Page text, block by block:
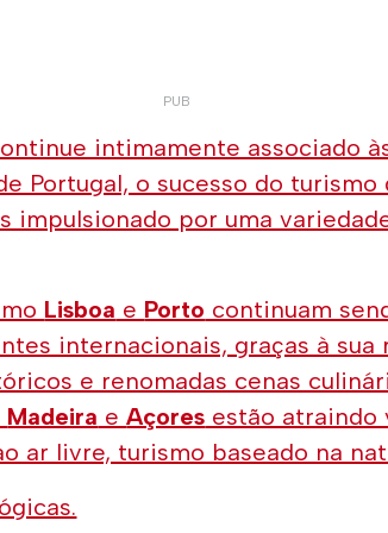
intimamente associado
Portugal, o sucesso do turismo
impulsionado por uma
Lisboa e Porto continuam
internacionais, graças à sua
e renomadas cenas
Madeira eAçores estão atraindo
ar livre, turismo baseado na